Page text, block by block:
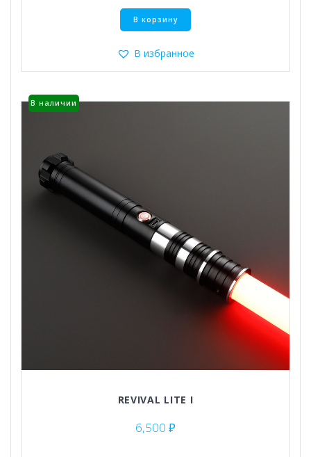
В корзину
Этот
несколько
В избранное
В наличии
REVIVAL LITE I
6,500 ₽